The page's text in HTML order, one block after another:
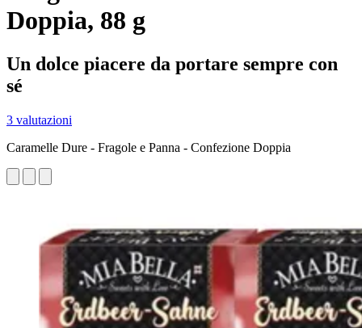
Doppia, 88 g
Un dolce piacere da portare sempre con
sé
3 valutazioni
Caramelle Dure - Fragole e Panna - Confezione Doppia